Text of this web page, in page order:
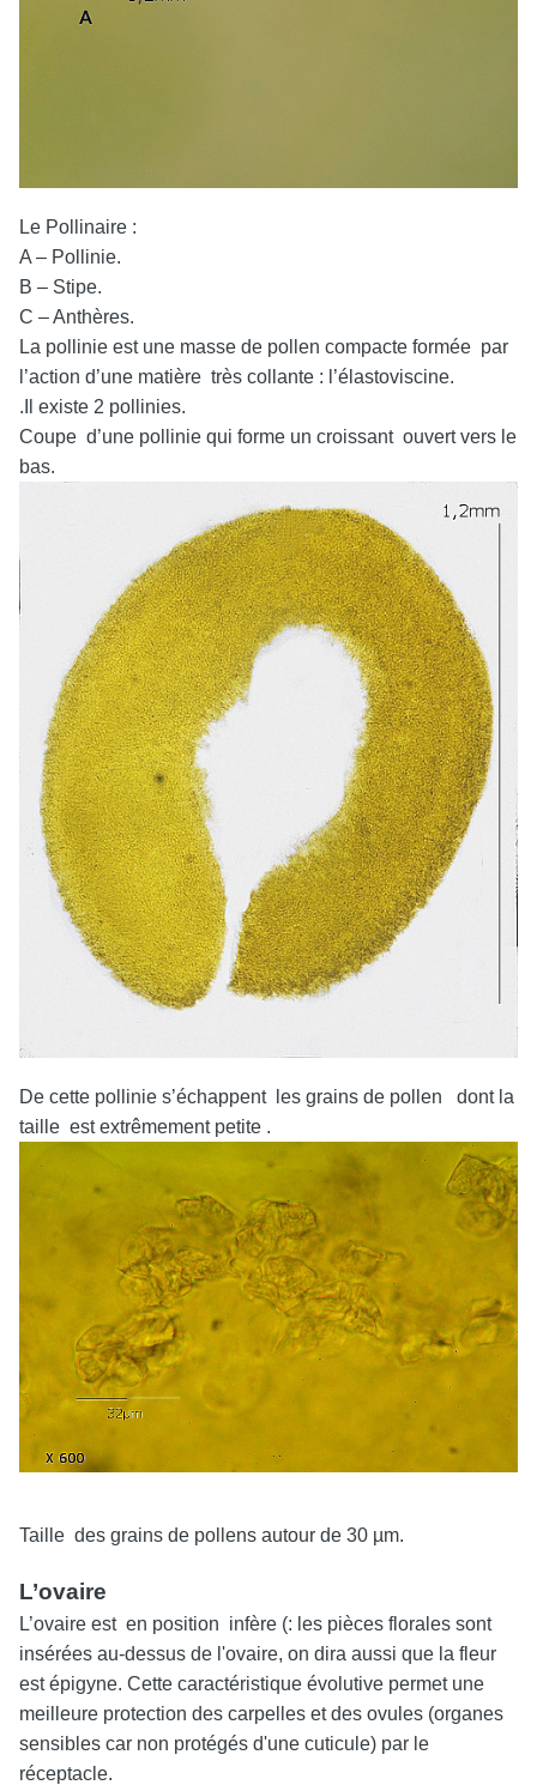
Le Pollinaire :
A – Pollinie.
B – Stipe.
C – Anthères.
La pollinie est une masse de pollen compacte formée par
l’action d’une matière très collante : l’élastoviscine.
.Il existe 2 pollinies.
Coupe d’une pollinie qui forme un croissant ouvert vers le
bas.
De cette pollinie s’échappent les grains de pollen dont la
taille est extrêmement petite .
Taille des grains de pollens autour de 30 µm.
L’ovaire
L’ovaire est en position infère (: les pièces florales sont
insérées au-dessus de l'ovaire, on dira aussi que la fleur
est épigyne. Cette caractéristique évolutive permet une
meilleure protection des carpelles et des ovules (organes
sensibles car non protégés d'une cuticule) par le
réceptacle.